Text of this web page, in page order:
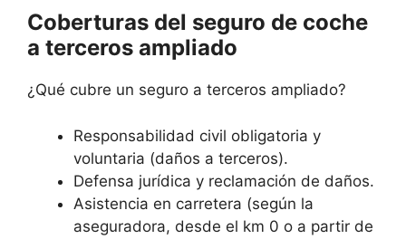
Coberturas del seguro de coche
a terceros ampliado
¿Qué cubre un seguro a terceros ampliado?
Responsabilidad civil obligatoria y
voluntaria (daños a terceros).
Defensa jurídica y reclamación de daños.
Asistencia en carretera (según la
aseguradora, desde el km 0 o a partir de